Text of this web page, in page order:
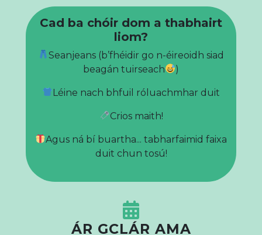
Cad ba chóir dom a thabhairt
liom?
Seanjeans (b’fhéidir go n-éireoidh siad
beagán tuirseach
)
Léine nach bhfuil róluachmhar duit
Crios maith!
Agus ná bí buartha... tabharfaimid faixa
duit chun tosú!
ÁR GCLÁR AMA